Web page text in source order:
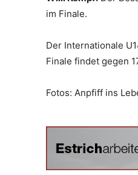
im Finale.
Der Internationale
Finale findet gegen
Fotos: Anpfiff ins